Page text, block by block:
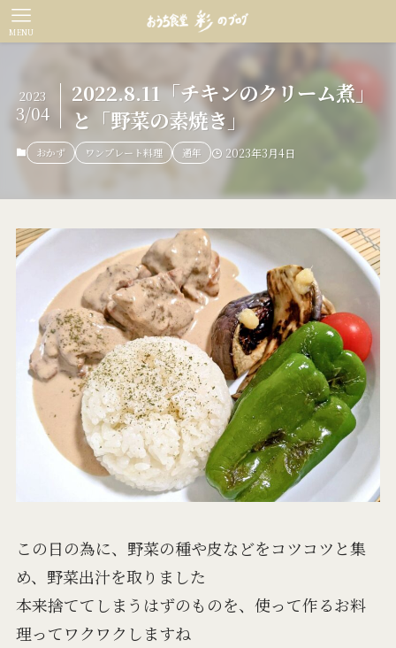
MENU
2022.8.11「チキンのクリーム煮」
と「野菜の素焼き」
2023
3/04
おかず ワンプレート料理 通年 2023年3月4日
この日の為に、野菜の種や皮などをコツコツと集
め、野菜出汁を取りました
本来捨ててしまうはずのものを、使って作るお料
理ってワクワクしますね